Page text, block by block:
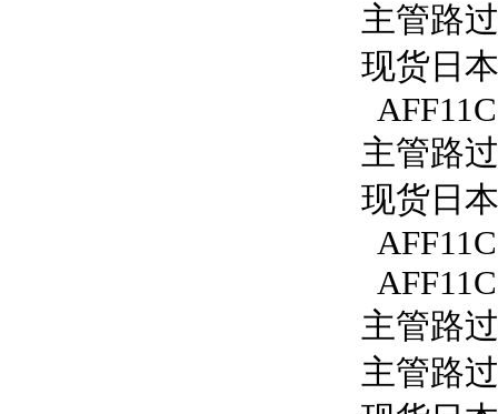
主管路
现货日
主管路
现货日
主管路
主管路